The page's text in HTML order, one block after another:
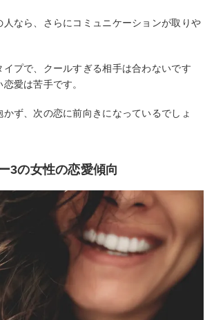
人なら、さらにコミュニケーションが取りや
プで、クールすぎる相手は合わないです
愛は苦手です。
ず、次の恋に前向きになっているでしょ
3の女性の恋愛傾向